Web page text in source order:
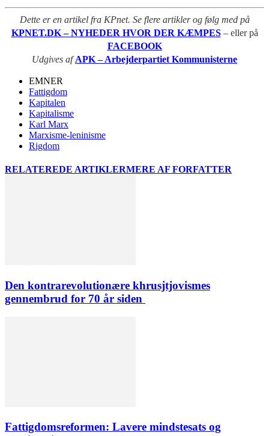
Dette er en artikel fra KPnet. Se flere artikler og følg med på
KPNET.DK – NYHEDER HVOR DER KÆMPES – eller på
FACEBOOK
Udgives afAPK – Arbejderpartiet Kommunisterne
EMNER
Fattigdom
Kapitalen
Kapitalisme
Karl Marx
Marxisme-leninisme
Rigdom
RELATEREDE ARTIKLERMERE AF FORFATTER
Den kontrarevolutionære khrusjtjovismes
gennembrud for 70 år siden
Fattigdomsreformen: Lavere mindstesats og